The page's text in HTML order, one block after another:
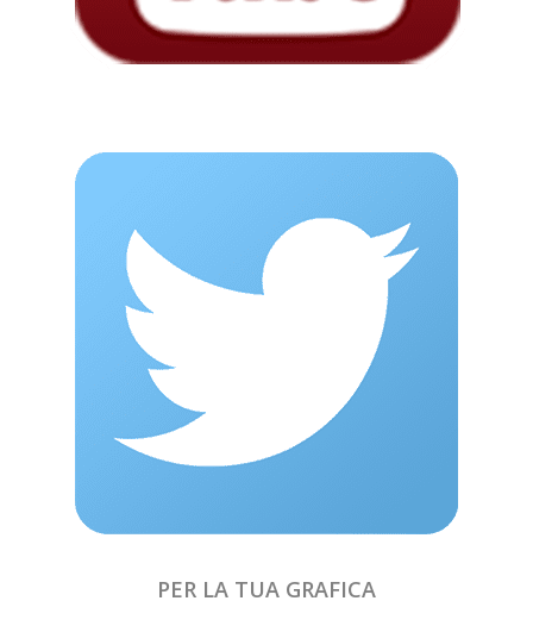
PER LA TUA GRAFICA